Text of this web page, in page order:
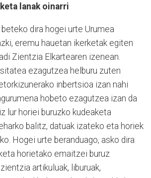
lanak oinarri
dira hogei urte Urumea
eremu hauetan ikerketak egiten
Zientzia Elkartearen izenean.
ezagutzea helburu zuten
inbertsioa izan nahi
hobeto ezagutzea izan da
lur horiei buruzko kudeaketa
balitz, datuak izateko eta horiek
Hogei urte beranduago, asko dira
horietako emaitzei buruz
artikuluak, liburuak,